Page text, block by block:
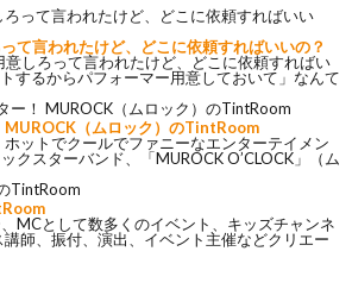
て言われたけど、どこに依頼すればいいの？
意しろって言われたけど、どこに依頼すればい
するからパフォーマー用意しておいて」なんて
MUROCK（ムロック）のTintRoom
ットでクールでファニーなエンターテイメン
クスターバンド、「MUROCK O’CLOCK」（ム
MCとして数多くのイベント、キッズチャンネ
師、振付、演出、イベント主催などクリエー